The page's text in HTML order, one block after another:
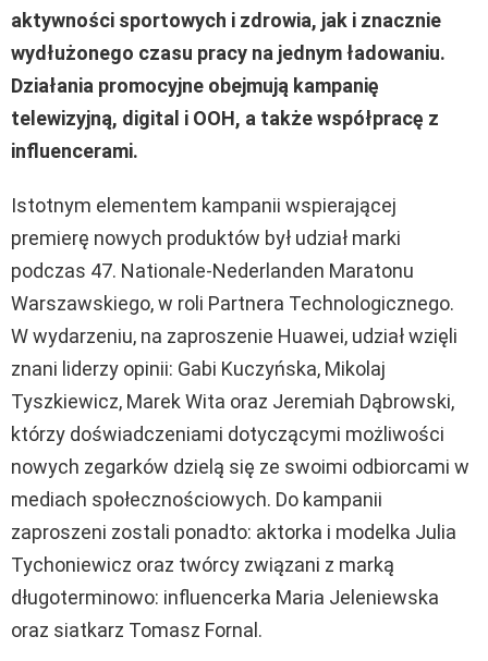
aktywności sportowych i zdrowia, jak i znacznie
wydłużonego czasu pracy na jednym ładowaniu.
Działania promocyjne obejmują kampanię
telewizyjną, digital i OOH, a także współpracę z
influencerami.
Istotnym elementem kampanii wspierającej
premierę nowych produktów był udział marki
podczas 47. Nationale-Nederlanden Maratonu
Warszawskiego, w roli Partnera Technologicznego.
W wydarzeniu, na zaproszenie Huawei, udział wzięli
znani liderzy opinii: Gabi Kuczyńska, Mikolaj
Tyszkiewicz, Marek Wita oraz Jeremiah Dąbrowski,
którzy doświadczeniami dotyczącymi możliwości
nowych zegarków dzielą się ze swoimi odbiorcami w
mediach społecznościowych. Do kampanii
zaproszeni zostali ponadto: aktorka i modelka Julia
Tychoniewicz oraz twórcy związani z marką
długoterminowo: influencerka Maria Jeleniewska
oraz siatkarz Tomasz Fornal.